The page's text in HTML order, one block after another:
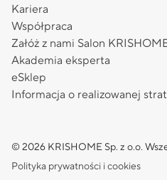
Kariera
Współpraca
Załóż z nami Salon
Akademia eksperta
eSklep
Informacja o realizowanej
© 2026 KRISHOME Sp. z o.o.
Polityka prywatności i cookies